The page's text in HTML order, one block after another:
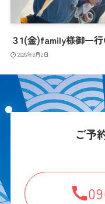
３1(金)family様御一
2026年8月2日
ご予